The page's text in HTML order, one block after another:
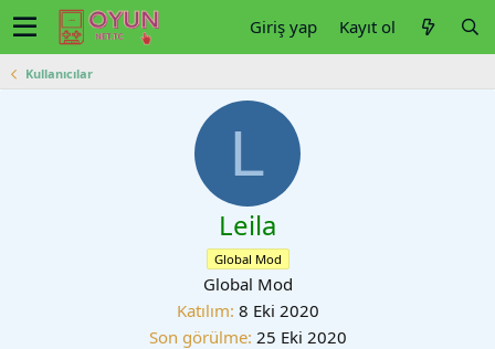
Giriş yap Kayıt ol
Kullanıcılar
L
Leila
Global Mod
Global Mod
Katılım 8 Eki 2020
Son görülme 25 Eki 2020